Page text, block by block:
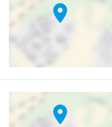
location_on
location_on